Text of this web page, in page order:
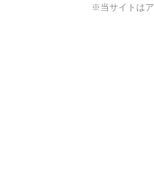
※当サイトは